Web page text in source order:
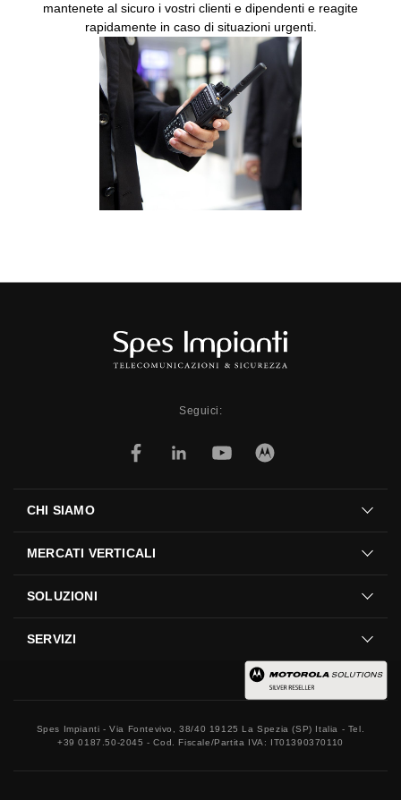
mantenete al sicuro i vostri clienti e dipendenti e reagite
rapidamente in caso di situazioni urgenti.
Seguici:
CHI SIAMO
MERCATI VERTICALI
SOLUZIONI
SERVIZI
Spes Impianti - Via Fontevivo, 38/40 19125 La Spezia (SP) Italia - Tel.
+39 0187.50-2045 - Cod. Fiscale/Partita IVA: IT01390370110